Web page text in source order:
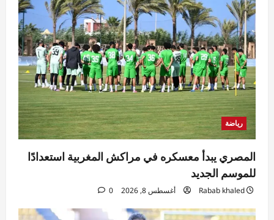
رياضة
المصري يبدأ معسكره في مراكش المغربية استعدادًا
للموسم الجديد
Rabab khaled أغسطس 8, 2026 0